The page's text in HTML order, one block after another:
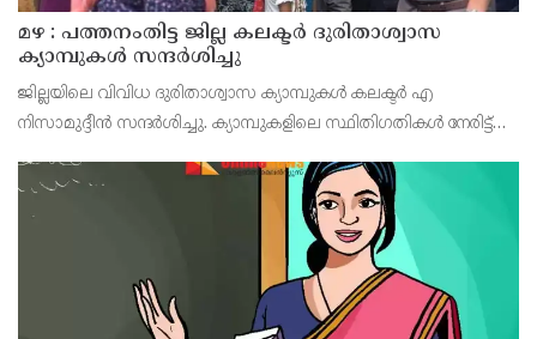
മഴ : പത്തനംതിട്ട ജില്ല കലക്ടർ ദുരിതാശ്വാസ
ക്യാമ്പുകൾ സന്ദർശിച്ചു
ജില്ലയിലെ വിവിധ ദുരിതാശ്വാസ ക്യാമ്പുകൾ കലക്ടർ എ
നിസാമുദ്ദീൻ സന്ദർശിച്ചു. ക്യാമ്പുകളിലെ സ്ഥിതിഗതികൾ നേരിട്ട്
കുടുംബങ്ങൾക്ക് വേണ്ട എല്ലാ സഹായവും